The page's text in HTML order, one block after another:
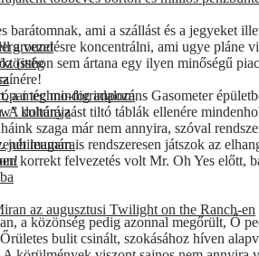
techno-forradalom
kultúrája
jubileumára
az augusztusi Twilight on the Ranch-en
barátomnak, ami a szállást és a
a vezetésre koncentrálni, ami ugye
(itthon sem ártana egy ilyen minőségű
még mindig impozáns Gasometer
A dohányzást tiltó táblák ellenére
szaga már nem annyira, szóval
magam is rendszeresen játszok az
korrekt felvezetés volt Mr. Oh Yes előtt,
a közönség pedig azonnal megőrült, Ő
bulit csinált, szokásához híven